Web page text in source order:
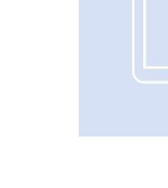
rozchody